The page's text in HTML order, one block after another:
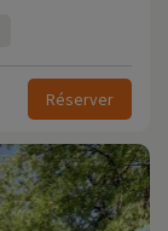
Réserver